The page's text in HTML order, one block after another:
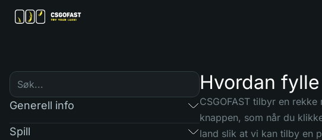
Generell info
Spill
Hvordan
CSGOFAST tilbyr en
knappen, som når du
land slik at vi kan tilby en